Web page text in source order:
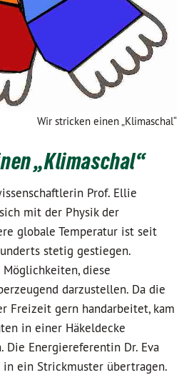
Wir stricken einen „Klimaschal“
„Klimaschal“
Prof. Ellie
mit der Physik der
globale Temperatur ist seit
stetig gestiegen.
diese
darzustellen. Da die
Freizeit gern handarbeitet, kam
in einer Häkeldecke
Die Energiereferentin Dr. Eva
in ein Strickmuster übertragen.